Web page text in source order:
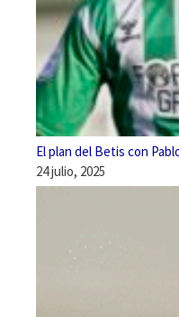
El plan del Betis con
24 julio, 2025